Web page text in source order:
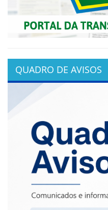
QUADRO DE AVISOS